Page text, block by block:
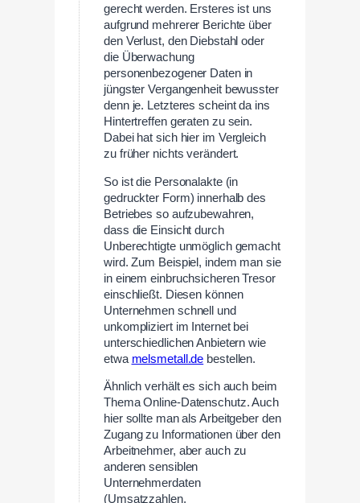
gerecht werden. Ersteres ist uns
aufgrund mehrerer Berichte über
den Verlust, den Diebstahl oder
die Überwachung
personenbezogener Daten in
jüngster Vergangenheit bewusster
denn je. Letzteres scheint da ins
Hintertreffen geraten zu sein.
Dabei hat sich hier im Vergleich
zu früher nichts verändert.
So ist die Personalakte (in
gedruckter Form) innerhalb des
Betriebes so aufzubewahren,
dass die Einsicht durch
Unberechtigte unmöglich gemacht
wird. Zum Beispiel, indem man sie
in einem einbruchsicheren Tresor
einschließt. Diesen können
Unternehmen schnell und
unkompliziert im Internet bei
unterschiedlichen Anbietern wie
etwa melsmetall.de bestellen.
Ähnlich verhält es sich auch beim
Thema Online-Datenschutz. Auch
hier sollte man als Arbeitgeber den
Zugang zu Informationen über den
Arbeitnehmer, aber auch zu
anderen sensiblen
Unternehmerdaten
(Umsatzzahlen,